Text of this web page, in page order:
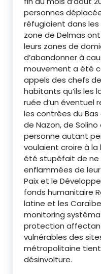
personnes
réfugiaient dans
zone de Delmas
leurs zones de
d’abandonner à
mouvement a été
appels des chefs
habitants qu’ils les
ruée d’un éventuel
les contrées du Bas
de Nazon, de
personne autant
voulaient croire à
été stupéfait de ne
enflammées de
Paix et le
fonds humanitaire
latine et les
monitoring
protection
vulnérables des
métropolitaine
désinvolture.